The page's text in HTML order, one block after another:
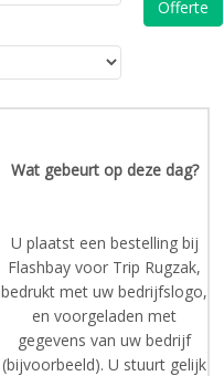
Offerte
Wat gebeurt op deze dag?
U plaatst een bestelling bij
Flashbay voor Trip Rugzak,
bedrukt met uw bedrijfslogo,
en voorgeladen met
gegevens van uw bedrijf
(bijvoorbeeld). U stuurt gelijk